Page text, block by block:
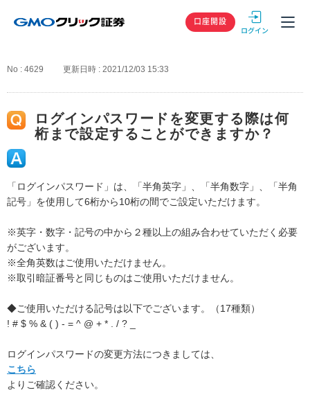
GMOクリック
口座開設
No : 4629 更新日時 : 2021/12/03 15:33
ログインパスワードを変更する際は何
桁まで設定することができますか？
「ログインパスワード」は、「半角英字」、「半角数字」、「半角
記号」を使用して6桁から10桁の間でご設定いただけます。
※英字・数字・記号の中から２種以上の組み合わせていただく必要
がございます。
※全角英数はご使用いただけません。
※取引暗証番号と同じものはご使用いただけません。
◆ご使用いただける記号は以下でございます。（17種類）
! # $ % & ( ) - = ^ @ + * . / ? _
ログインパスワードの変更方法につきましては、
こちら
よりご確認ください。